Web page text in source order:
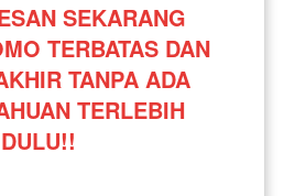
SEKARANG
TERBATAS DAN
TANPA ADA
TERLEBIH
DULU!!